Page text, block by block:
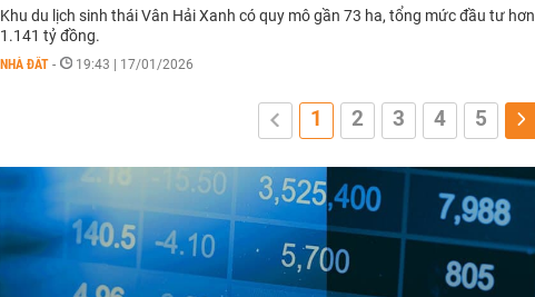
Khu du lịch sinh thái Vân Hải Xanh có quy mô gần 73 ha, tổng mức đầu tư hơn
1.141 tỷ đồng.
NHÀ ĐẤT - 19:43 | 17/01/2026
1 2 3 4 5